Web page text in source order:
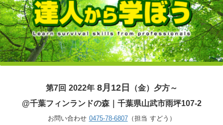
第7回 2022年 8月12日 （金）夕方～
@千葉フィンランドの森｜千葉県山武市雨坪107-2
お問い合わせ 0475-78-6807（担当 すどう）